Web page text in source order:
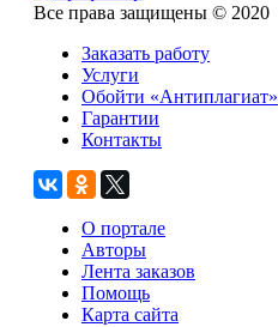
Все права защищены © 2020
Заказать работу
Услуги
Обойти «Антиплагиат»
Гарантии
Контакты
О портале
Авторы
Лента заказов
Помощь
Карта сайта